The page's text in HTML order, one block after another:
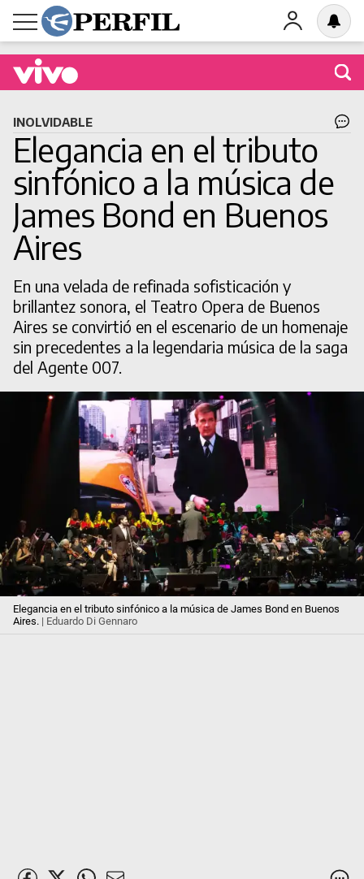
BUSCAR
INOLVIDABLE
Elegancia en el tributo
sinfónico a la música de
James Bond en Buenos
Aires
En una velada de refinada sofisticación y
brillantez sonora, el Teatro Opera de Buenos
Aires se convirtió en el escenario de un homenaje
sin precedentes a la legendaria música de la saga
del Agente 007.
Elegancia en el tributo sinfónico a la música de James Bond en Buenos
Aires. | Eduardo Di Gennaro